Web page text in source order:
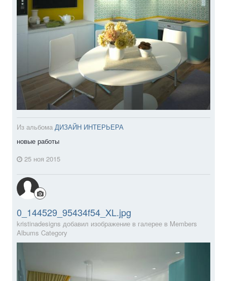
Из альбома ДИЗАЙН ИНТЕРЬЕРА
новые работы
25 ноя 2015
0_144529_95434f54_XL.jpg
kristinadesigns добавил изображение в галерее в Members
Albums Category